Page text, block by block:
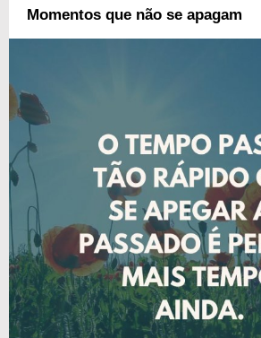
Momentos que não se apagam